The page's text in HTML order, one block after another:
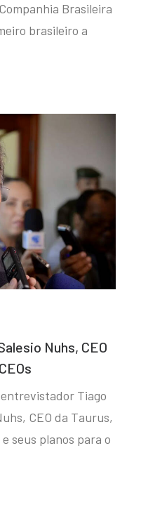
Brasileira
brasileiro a
Nuhs, CEO
Tiago
CEO da Taurus,
seus planos para o